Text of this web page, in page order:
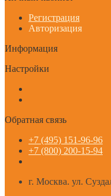
Регистрация
Авторизация
Информация
Настройки
Обратная связь
+7 (495) 151-96-96
+7 (800) 200-15-94
г. Москва. ул.